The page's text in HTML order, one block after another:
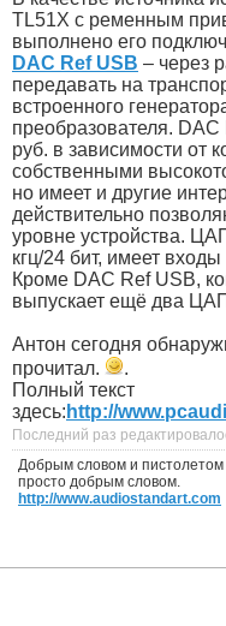
TL51X с ременным
выполнено его
DAC Ref USB – через
передавать на
встроенного
преобразователя.
руб. в зависимости от
собственными
но имеет и другие
действительно
уровне устройства.
кгц/24 бит, имеет
Кроме DAC Ref USB,
выпускает ещё два
Антон сегодня
прочитал.
.
Полный текст
здесь: http://
Последний раз
Добрым словом и
просто добрым словом.
http://www.audiostandart.com